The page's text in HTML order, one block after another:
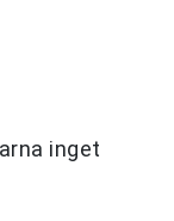
inget